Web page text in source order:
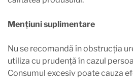
Mențiuni suplimentare
Nu se recomandă în obstrucția
utiliza cu prudență în cazul
Consumul excesiv poate cauza